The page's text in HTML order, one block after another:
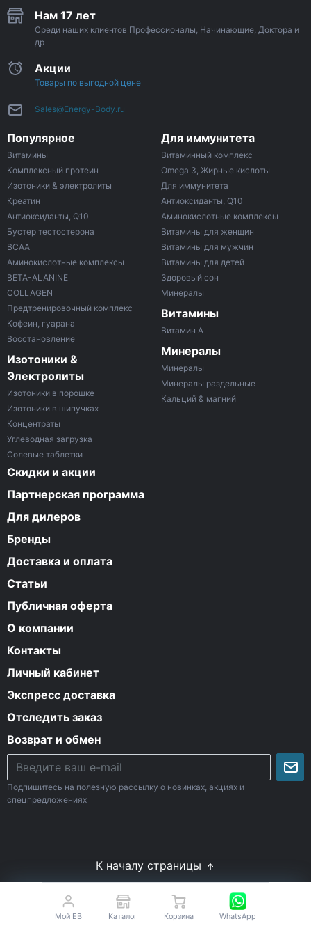
Нам 17 лет
Среди наших клиентов Профессионалы, Начинающие, Доктора и
др
Акции
Товары по выгодной цене
Sales@Energy-Body.ru
Популярное
Витамины
Комплексный протеин
Изотоники & электролиты
Креатин
Антиоксиданты, Q10
Бустер тестостерона
ВСАА
Аминокислотные комплексы
BETA-ALANINE
COLLAGEN
Предтренировочный комплекс
Кофеин, гуарана
Восстановление
Изотоники &
Электролиты
Изотоники в порошке
Изотоники в шипучках
Концентраты
Углеводная загрузка
Солевые таблетки
Для иммунитета
Витаминный комплекс
Omega 3, Жирные кислоты
Для иммунитета
Антиоксиданты, Q10
Аминокислотные комплексы
Витамины для женщин
Витамины для мужчин
Витамины для детей
Здоровый сон
Минералы
Витамины
Витамин A
Минералы
Минералы
Минералы раздельные
Кальций & магний
Скидки и акции
Партнерская программа
Для дилеров
Бренды
Доставка и оплата
Статьи
Публичная оферта
О компании
Контакты
Личный кабинет
Экспресс доставка
Отследить заказ
Возврат и обмен
Подпишитесь на полезную рассылку о новинках, акциях и
спецпредложениях
К началу страницы
© Все права защищены. 2009-2026 Energy-Body.ru
Спортивное питание с доставкой по России
Мой EB Каталог Корзина WhatsApp